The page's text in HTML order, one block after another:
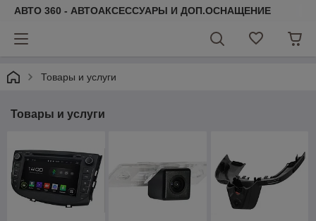
АВТО 360 - АВТОАКСЕССУАРЫ И ДОП.ОСНАЩЕНИЕ
Товары и услуги
Товары и услуги